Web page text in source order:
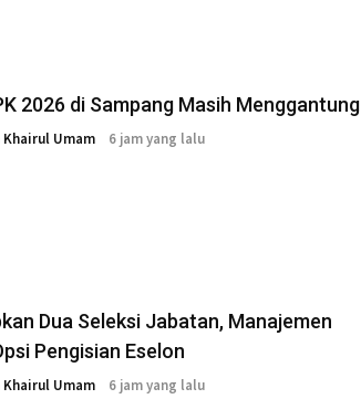
2026 di Sampang Masih Menggantung
Khairul Umam 6 jam yang lalu
Dua Seleksi Jabatan, Manajemen
Pengisian Eselon
Khairul Umam 6 jam yang lalu